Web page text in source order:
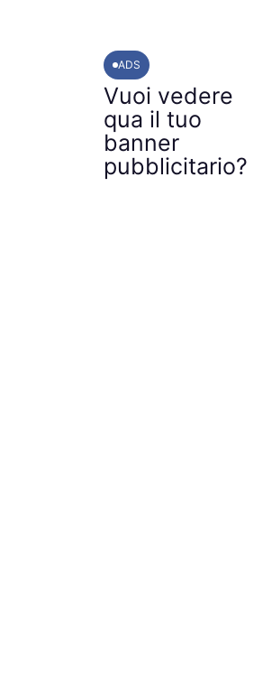
ADS
Vuoi vedere
qua il tuo
banner
pubblicitario?